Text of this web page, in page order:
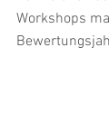
Workshops